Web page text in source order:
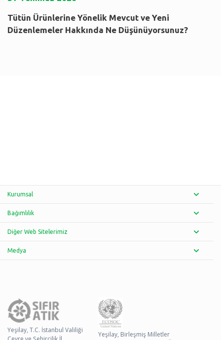
Tütün Ürünlerine Yönelik Mevcut ve Yeni
Düzenlemeler Hakkında Ne Düşünüyorsunuz?
Kurumsal
Bağımlılık
Diğer Web Sitelerimiz
Medya
Yeşilay, T.C. İstanbul Valiliği
Yeşilay, Birleşmiş Milletler